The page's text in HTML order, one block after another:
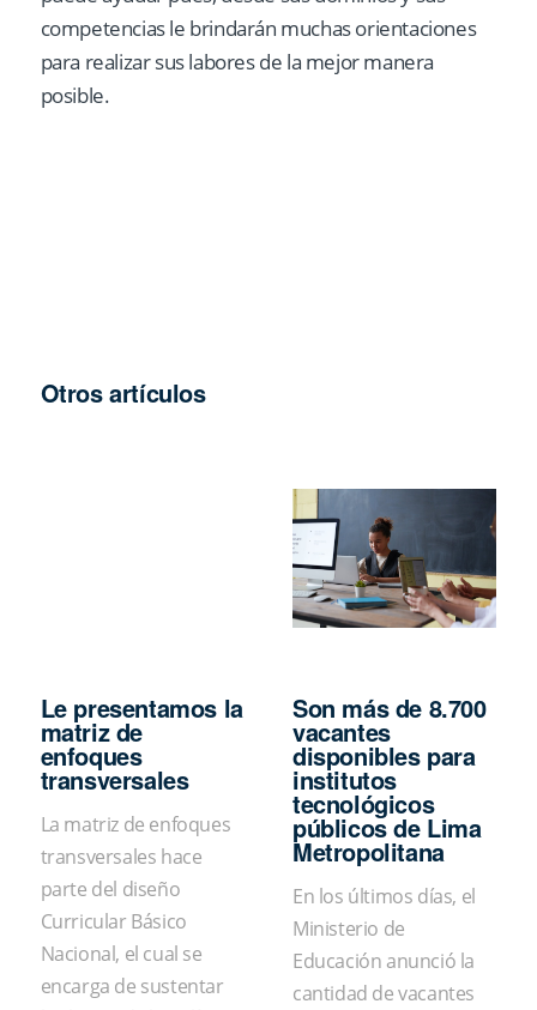
competencias le brindarán muchas orientaciones
para realizar sus labores de la mejor manera
posible.
Otros artículos
Le presentamos la
matriz de
enfoques
transversales
La matriz de enfoques
transversales hace
parte del diseño
Curricular Básico
Nacional, el cual se
encarga de sustentar
Son más de 8.700
vacantes
disponibles para
institutos
tecnológicos
públicos de Lima
Metropolitana
En los últimos días, el
Ministerio de
Educación anunció la
cantidad de vacantes